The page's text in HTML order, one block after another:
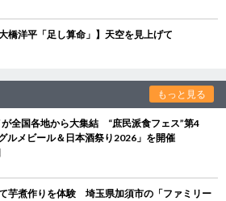
橋洋平「足し算命」】天空を見上げて
もっと見る
全国各地から大集結 “庶民派食フェス”第4
ルメビール＆日本酒祭り2026」を開催
芋煮作りを体験 埼玉県加須市の「ファミリー